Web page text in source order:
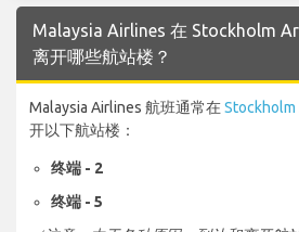
Malaysia Airlines 在 Stockholm
离开哪些航站楼？
Malaysia Airlines 航班通常在Stockholm
开以下航站楼：
终端 - 2
终端 - 5